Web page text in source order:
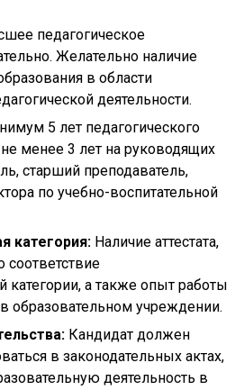
педагогическое
Желательно наличие
в области
деятельности.
5 лет педагогического
менее 3 лет на руководящих
старший преподаватель,
по учебно-воспитательной
категория: Наличие аттестата,
категории, а также опыт работы
образовательном учреждении.
Кандидат должен
в законодательных актах,
деятельность в